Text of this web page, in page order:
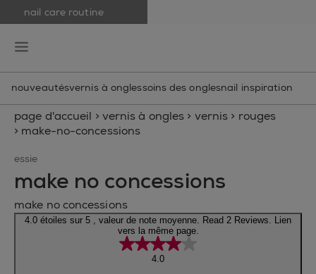
nail care routine
nouveautésvernis à onglessoins des onglesnail inspiration
page d'accueil > vernis à ongles > vernis > rouges
> make-no-concessions
essie
make no concessions
make no concessions
4.0 étoiles sur 5 , valeur de note moyenne. Read 2 Reviews. Lien
vers la même page.
4.0